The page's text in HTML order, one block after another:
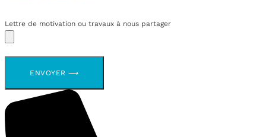
Lettre de motivation ou travaux à nous partager
ENVOYER ⟶